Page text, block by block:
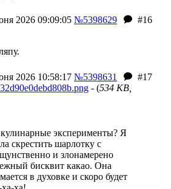
2026 09:09:05 №5398629
#16
2026 10:58:17 №5398631
#17
- (534 KB,
эксперименты? Я
скрестить шарлотку с
и злонамерено
бисквит какао. Она
в духовке и скоро будет